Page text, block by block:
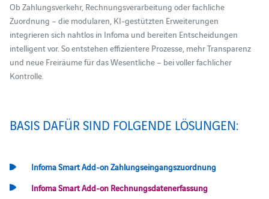
Ob Zahlungsverkehr, Rechnungsverarbeitung oder fachliche
Zuordnung – die modularen, KI‑gestützten Erweiterungen
integrieren sich nahtlos in Infoma und bereiten Entscheidungen
intelligent vor. So entstehen effizientere Prozesse, mehr Transparenz
und neue Freiräume für das Wesentliche – bei voller fachlicher
Kontrolle.
BASIS DAFÜR SIND FOLGENDE LÖSUNGEN:
Infoma Smart Add-on Zahlungseingangszuordnung
Infoma Smart Add-on Rechnungsdatenerfassung